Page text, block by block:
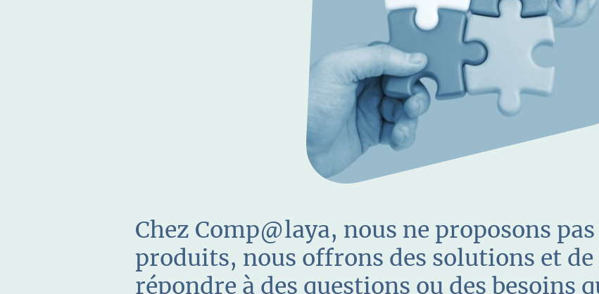
Chez Comp@laya, nous ne proposons
produits, nous offrons des solutions et
répondre à des questions ou des besoins